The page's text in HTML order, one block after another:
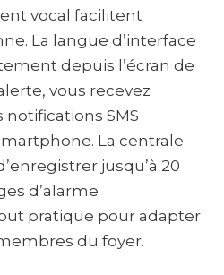
vocal facilitent
La langue d’interface
depuis l’écran de
vous recevez
SMS
La centrale
jusqu’à 20
d’alarme
pratique pour adapter
du foyer.